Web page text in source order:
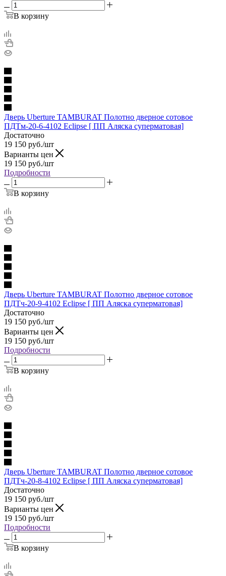
В корзину
Дверь Uberture TAMBURAT Полотно дверное сотовое
ПДТм-20-6-4102 Eclipse [ ПП Аляска суперматовая]
Достаточно
19 150 руб./шт
Варианты цен
19 150 руб./шт
Подробности
В корзину
Дверь Uberture TAMBURAT Полотно дверное сотовое
ПДТч-20-9-4102 Eclipse [ ПП Аляска суперматовая]
Достаточно
19 150 руб./шт
Варианты цен
19 150 руб./шт
Подробности
В корзину
Дверь Uberture TAMBURAT Полотно дверное сотовое
ПДТч-20-8-4102 Eclipse [ ПП Аляска суперматовая]
Достаточно
19 150 руб./шт
Варианты цен
19 150 руб./шт
Подробности
В корзину